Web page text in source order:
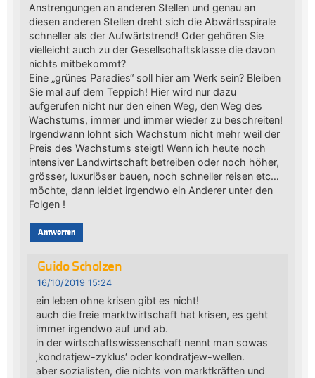
Anstrengungen an anderen Stellen und genau an
diesen anderen Stellen dreht sich die Abwärtsspirale
schneller als der Aufwärtstrend! Oder gehören Sie
vielleicht auch zu der Gesellschaftsklasse die davon
nichts mitbekommt?
Eine „grünes Paradies“ soll hier am Werk sein? Bleiben
Sie mal auf dem Teppich! Hier wird nur dazu
aufgerufen nicht nur den einen Weg, den Weg des
Wachstums, immer und immer wieder zu beschreiten!
Irgendwann lohnt sich Wachstum nicht mehr weil der
Preis des Wachstums steigt! Wenn ich heute noch
intensiver Landwirtschaft betreiben oder noch höher,
grösser, luxuriöser bauen, noch schneller reisen etc…
möchte, dann leidet irgendwo ein Anderer unter den
Folgen !
Antworten
Guido Scholzen
16/10/2019 15:24
ein leben ohne krisen gibt es nicht!
auch die freie marktwirtschaft hat krisen, es geht
immer irgendwo auf und ab.
in der wirtschaftswissenschaft nennt man sowas
‚kondratjew-zyklus‘ oder kondratjew-wellen.
aber sozialisten, die nichts von marktkräften und